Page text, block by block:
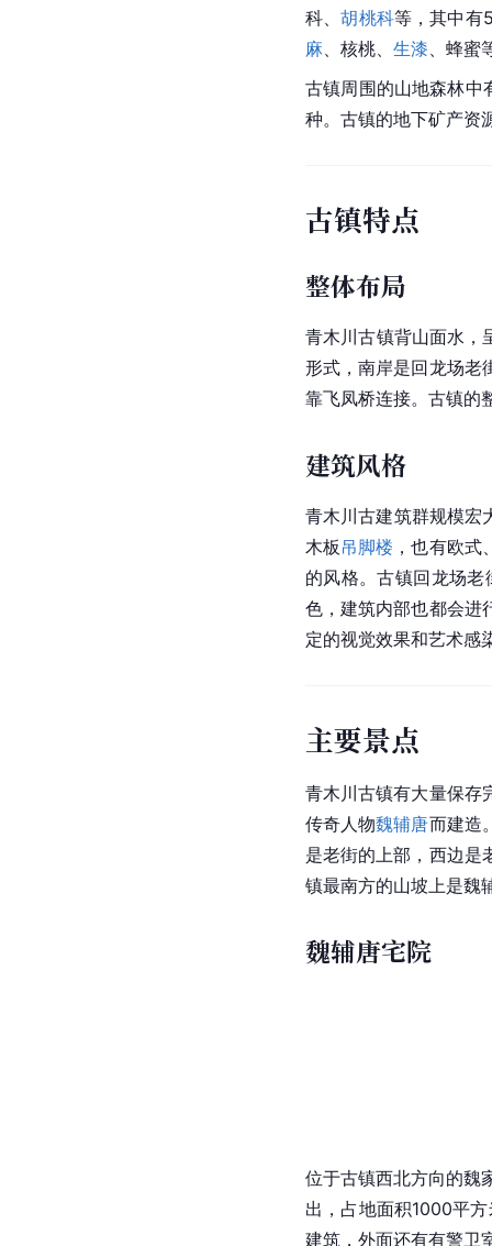
科、胡桃科等，其中有
麻、核桃、 生漆、蜂蜜
古镇周围的山地森林中
种。古镇的地下矿产资
古镇特点
整体布局
青木川古镇背山面水，
形式，南岸是回龙场老
靠飞凤桥连接。古镇的
建筑风格
青木川古建筑群规模宏
木板 吊脚楼 ，也有欧
的风格。古镇回龙场
色，建筑内部也都会进
定的视觉效果和艺术感
主要景点
青木川古镇有大量保存
传奇人物魏辅唐而建造
是老街的上部，西边是
镇最南方的山坡上是魏
魏辅唐宅院
位于古镇西北方向的魏
出，占地面积1000平
建筑，外面还有有警卫